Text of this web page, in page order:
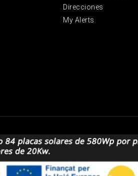
Direcciones
My Alerts